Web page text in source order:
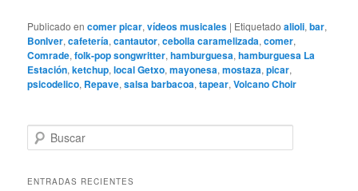
Publicado en comer picar,vídeos musicales | Etiquetado alioli,bar,
BonIver,cafetería,cantautor,cebolla caramelizada,comer,
Comrade,folk-pop songwritter,hamburguesa,hamburguesa La
Estación,ketchup,local Getxo,mayonesa,mostaza,picar,
psicodelico, Repave,salsa barbacoa,tapear,Volcano Choir
u
c
ENTRADAS RECIENTES